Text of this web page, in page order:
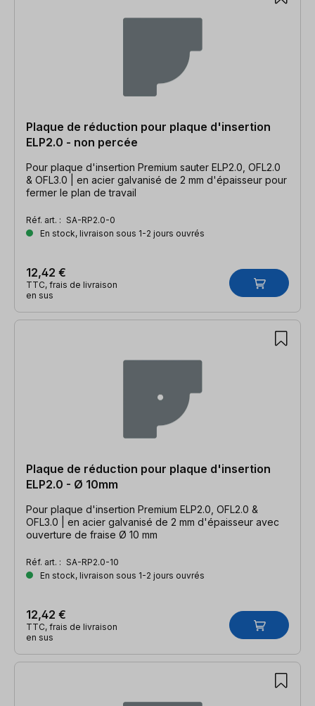
Plaque de réduction pour plaque d'insertion
ELP2.0 - non percée
Pour plaque d'insertion Premium sauter ELP2.0, OFL2.0
& OFL3.0 | en acier galvanisé de 2 mm d'épaisseur pour
fermer le plan de travail
Réf. art. : SA-RP2.0-0
En stock, livraison sous 1-2 jours ouvrés
12,42 €
TTC, frais de livraison
en sus
Plaque de réduction pour plaque d'insertion
ELP2.0 - Ø 10mm
Pour plaque d'insertion Premium ELP2.0, OFL2.0 &
OFL3.0 | en acier galvanisé de 2 mm d'épaisseur avec
ouverture de fraise Ø 10 mm
Réf. art. : SA-RP2.0-10
En stock, livraison sous 1-2 jours ouvrés
12,42 €
TTC, frais de livraison
en sus